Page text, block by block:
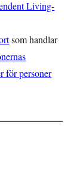
Living-
som handlar
för personer